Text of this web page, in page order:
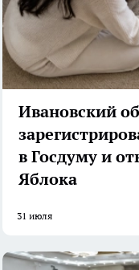
Ивановский
в Госдуму и
Яблока
31 июля